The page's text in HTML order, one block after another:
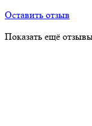
Оставить отзыв
Показать ещё